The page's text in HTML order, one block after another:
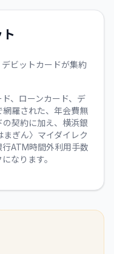
ビットカードが集約
、ローンカード、デ
羅された、年会費無
契約に加え、横浜銀
ぎん〉マイダイレク
ATM時間外利用手数
なります。